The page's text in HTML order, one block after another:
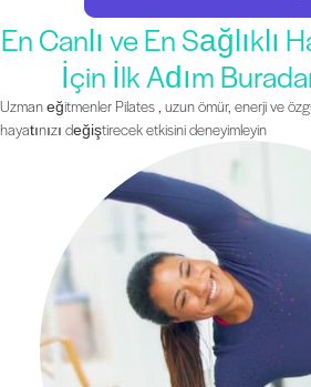
En Canlı ve En Sağlıklı
İçin İlk Adım
Uzman eğitmenler Pilates , uzun ömür, enerji ve
hayatınızı değiştirecek etkisini deneyimleyin